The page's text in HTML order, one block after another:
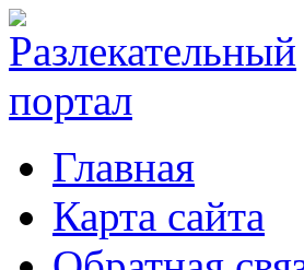
Главная
Карта сайта